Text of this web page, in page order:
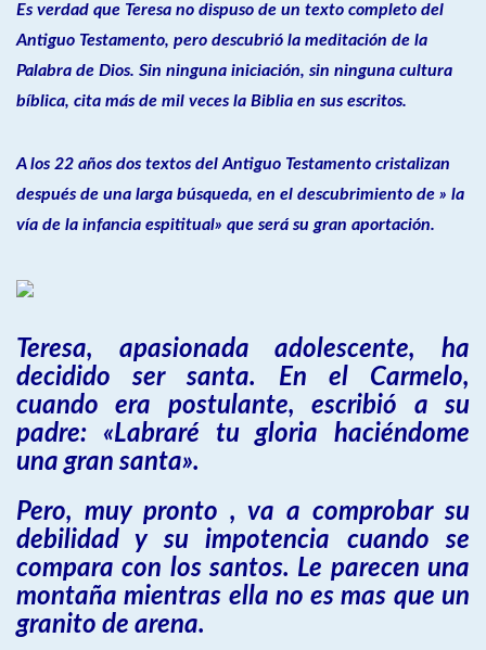
Es verdad que Teresa no dispuso de un texto completo del
Antiguo Testamento, pero descubrió la meditación de la
Palabra de Dios. Sin ninguna iniciación, sin ninguna cultura
bíblica, cita más de mil veces la Biblia en sus escritos.
A los 22 años dos textos del Antiguo Testamento cristalizan
después de una larga búsqueda, en el descubrimiento de » la
vía de la infancia espititual» que será su gran aportación.
Teresa, apasionada adolescente, ha
decidido ser santa. En el Carmelo,
cuando era postulante, escribió a su
padre: «Labraré tu gloria haciéndome
una gran santa».
Pero, muy pronto , va a comprobar su
debilidad y su impotencia cuando se
compara con los santos. Le parecen una
montaña mientras ella no es mas que un
granito de arena.